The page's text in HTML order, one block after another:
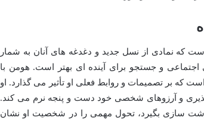
که نمادی از نسل جدید و دغدغه های آنان به شمار
و جستجو برای آینده ای بهتر است. هومن با
که بر تصمیمات و روابط فعلی او تأثیر می گذارد. او
و آرزوهای شخصی خود دست و پنجه نرم می کند.
سازی بگیرد، تحول مهمی را در شخصیت او نشان